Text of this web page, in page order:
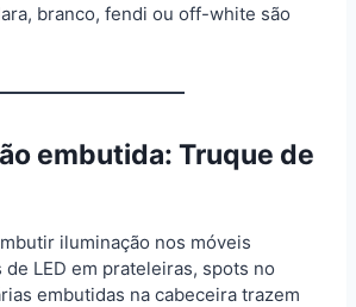
branco, fendi ou off-white são
embutida: Truque de
iluminação nos móveis
de LED em prateleiras, spots no
embutidas na cabeceira trazem